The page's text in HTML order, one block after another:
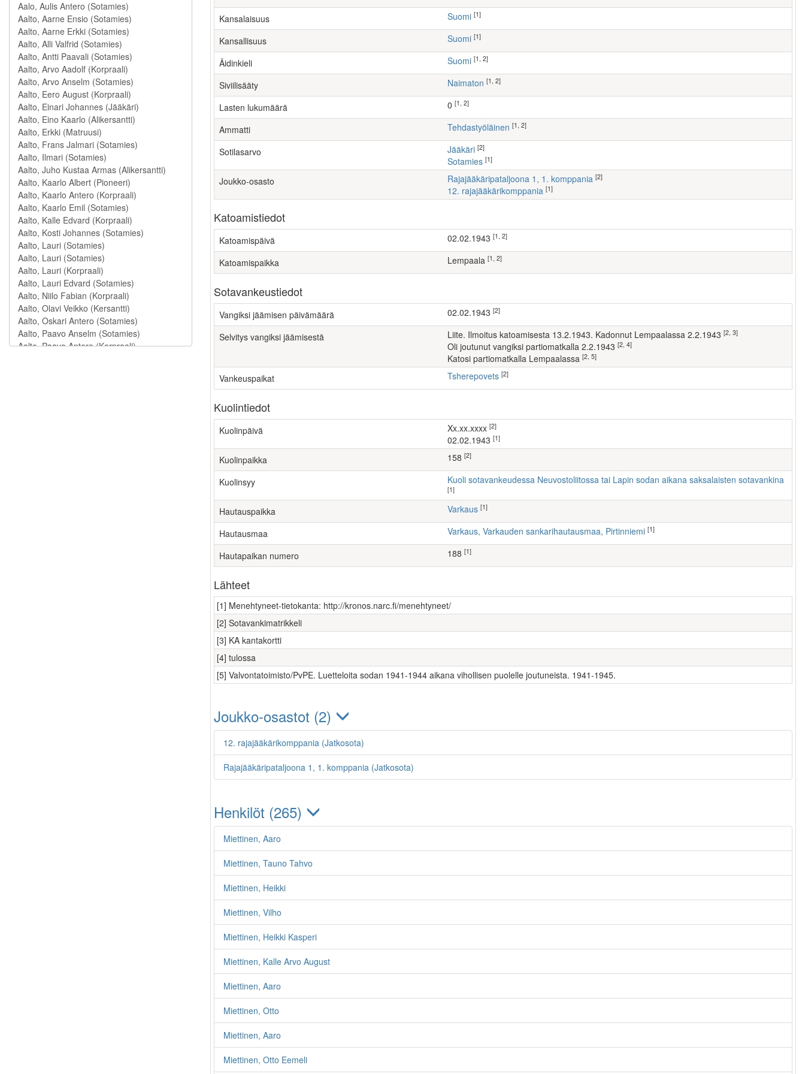
Kansalaisuus Suomi [1]
Kansallisuus Suomi [1]
Äidinkieli Suomi [1, 2]
Siviilisääty Naimaton [1, 2]
Lasten lukumäärä [1, 2]
Ammatti tehdastyöläinen [1, 2]
Sotilasarvo Jääkäri [2]
Sotamies [1]
Joukko-osasto Rajajääkäripataljoona 1, 1. komppania [2]
12. rajajääkärikomppania [1]
Katoamistiedot
Katoamispäivä 02.02.1943 [1, 2]
Katoamispaikka Lempaala [1, 2]
Sotavankeustiedot
Vangiksi jäämisen päivämäärä 02.02.1943 [2]
Selvitys vangiksi jäämisestä Liite. Ilmoitus katoamisesta 13.2.1943. Kadonnut Lempaalassa 2.2.1943 [2, 3]
Oli joutunut vangiksi partiomatkalla 2.2.1943 [2, 4]
katosi partiomatkalla Lempaalassa [2, 5]
Vankeuspaikat Tsherepovets [2]
Kuolintiedot
Kuolinpäivä xx.xx.xxxx [2]
02.02.1943 [1]
Kuolinpaikka 158 [2]
Kuolinsyy Kuoli sotavankeudessa Neuvostoliitossa tai Lapin sodan aikana saksalaisten sotavankina
[1]
Hautauspaikka Varkaus [1]
Hautausmaa Varkaus, Varkauden sankarihautausmaa, Pirtinniemi [1]
Hautapaikan numero 188 [1]
Lähteet
[1] Menehtyneet-tietokanta: http://kronos.narc.fi/menehtyneet/
[2] Sotavankimatrikkeli
[3] KA kantakortti
[4] tulossa
[5] Valvontatoimisto/PvPE. Luetteloita sodan 1941-1944 aikana vihollisen puolelle joutuneista. 1941-1945.
Joukko-osastot (2)
12. rajajääkärikomppania (Jatkosota)
Rajajääkäripataljoona 1, 1. komppania (Jatkosota)
Henkilöt (265)
Miettinen, Aaro
Miettinen, Tauno Tahvo
Miettinen, Heikki
Miettinen, Vilho
Miettinen, Heikki Kasperi
Miettinen, Kalle Arvo August
Miettinen, Aaro
Miettinen, Otto
Miettinen, Aaro
Miettinen, Otto Eemeli